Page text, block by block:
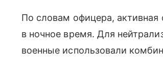
По словам офицера, активная
в ночное время. Для
военные использовали